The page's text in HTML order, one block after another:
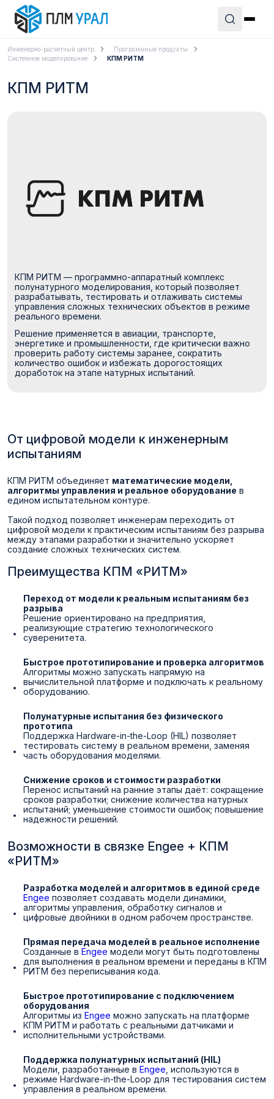
Инженерно-расчетный центр
Программные продукты
Системное моделирование
КПМ РИТМ
КПМ РИТМ
КПМ РИТМ — программно-аппаратный комплекс
полунатурного моделирования, который позволяет
разрабатывать, тестировать и отлаживать системы
управления сложных технических объектов в режиме
реального времени.
Решение применяется в авиации, транспорте,
энергетике и промышленности, где критически важно
проверить работу системы заранее, сократить
количество ошибок и избежать дорогостоящих
доработок на этапе натурных испытаний.
От цифровой модели к инженерным
испытаниям
КПМ РИТМ объединяет математические модели,
алгоритмы управления и реальное оборудование в
едином испытательном контуре.
Такой подход позволяет инженерам переходить от
цифровой модели к практическим испытаниям без разрыва
между этапами разработки и значительно ускоряет
создание сложных технических систем.
Преимущества КПМ «РИТМ»
Переход от модели к реальным испытаниям без
разрыва
Решение ориентировано на предприятия,
реализующие стратегию технологического
суверенитета.
Быстрое прототипирование и проверка алгоритмов
Алгоритмы можно запускать напрямую на
вычислительной платформе и подключать к реальному
оборудованию.
Полунатурные испытания без физического
прототипа
Поддержка Hardware-in-the-Loop (HIL) позволяет
тестировать систему в реальном времени, заменяя
часть оборудования моделями.
Снижение сроков и стоимости разработки
Перенос испытаний на ранние этапы даёт: сокращение
сроков разработки; снижение количества натурных
испытаний; уменьшение стоимости ошибок; повышение
надежности решений.
Возможности в связке Engee + КПМ
«РИТМ»
Разработка моделей и алгоритмов в единой среде
Engee позволяет создавать модели динамики,
алгоритмы управления, обработку сигналов и
цифровые двойники в одном рабочем пространстве.
Прямая передача моделей в реальное исполнение
Созданные в Engee модели могут быть подготовлены
для выполнения в реальном времени и переданы в КПМ
РИТМ без переписывания кода.
Быстрое прототипирование с подключением
оборудования
Алгоритмы из Engee можно запускать на платформе
КПМ РИТМ и работать с реальными датчиками и
исполнительными устройствами.
Поддержка полунатурных испытаний (HIL)
Модели, разработанные в Engee , используются в
режиме Hardware-in-the-Loop для тестирования систем
управления в реальном времени.